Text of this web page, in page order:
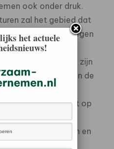
ook onder druk.
zal het gebied dat
van koffie tegen
als we nu niet
voedselzekerheid zijn
zijn afhankelijk van de
van onze
van de EU-wet op
naar
Europa versnellen en
boeren en hun
het actuele